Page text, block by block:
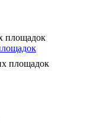
площадок